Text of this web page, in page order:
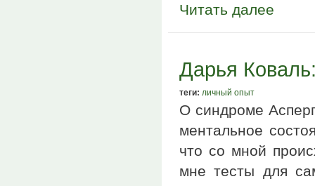
Читать далее
Дарья
теги: личный опыт
О синдроме
ментальное
что со мной
мне тесты для